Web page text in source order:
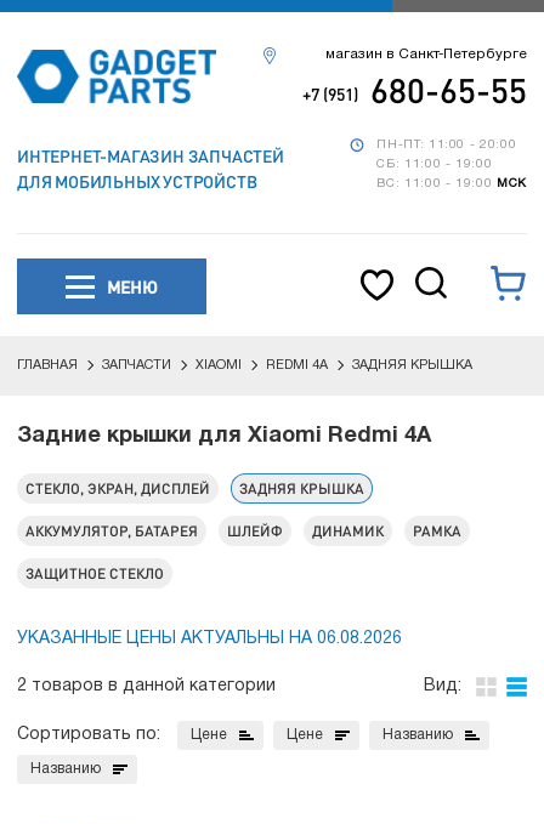
ИНТЕРНЕТ-МАГАЗИН ЗАПЧАСТЕЙ
ДЛЯ МОБИЛЬНЫХ УСТРОЙСТВ
ПН-ПТ: 11:00 - 20:00
СБ: 11:00 - 19:00
ВС: 11:00 - 19:00
МСК
магазин в Санкт-Петербурге
+7 (951) 680-65-55
МЕНЮ
ГЛАВНАЯ ЗАПЧАСТИ XIAOMI REDMI 4A ЗАДНЯЯ КРЫШКА
Задние крышки для Xiaomi Redmi 4A
СТЕКЛО, ЭКРАН, ДИСПЛЕЙ ЗАДНЯЯ КРЫШКА
АККУМУЛЯТОР, БАТАРЕЯ ШЛЕЙФ ДИНАМИК РАМКА
ЗАЩИТНОЕ СТЕКЛО
УКАЗАННЫЕ ЦЕНЫ АКТУАЛЬНЫ НА 06.08.2026
2 товаров в данной категории Вид:
Сортировать по: Цене Цене Названию
Названию